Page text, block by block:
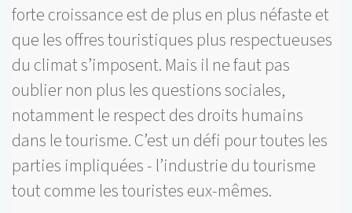
forte croissance est de plus en plus néfaste et
que les offres touristiques plus respectueuses
du climat s’imposent. Mais il ne faut pas
oublier non plus les questions sociales,
notamment le respect des droits humains
dans le tourisme. C’est un défi pour toutes les
parties impliquées - l’industrie du tourisme
tout comme les touristes eux-mêmes.